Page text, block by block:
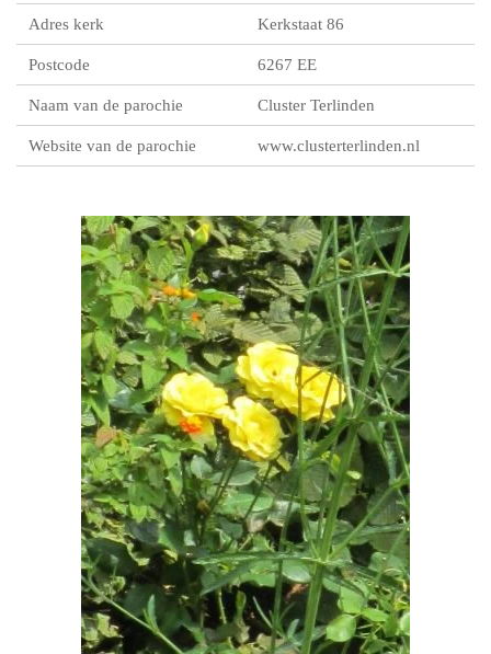
Adres kerk Kerkstaat 86
Postcode 6267 EE
Naam van de parochie Cluster Terlinden
Website van de parochie www.clusterterlinden.nl